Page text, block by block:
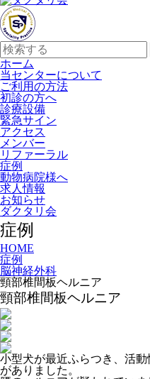
検
索:
ホーム
当センターについて
ご利用の方法
初診の方へ
診療設備
緊急サイン
アクセス
メンバー
リファーラル
症例
動物病院様へ
求人情報
お知らせ
ダクタリ会
症例
HOME
症例
脳神経外科
頸部椎間板ヘルニア
頸部椎間板ヘルニア
小型犬が最近ふらつき、活
がありました。